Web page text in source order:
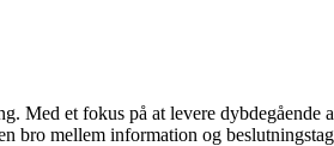
et fokus på at levere dybdegående
bro mellem information og